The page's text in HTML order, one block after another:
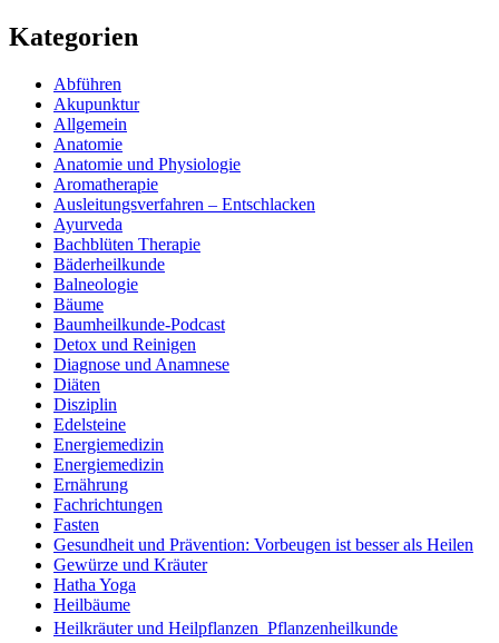
Kategorien
Abführen
Akupunktur
Allgemein
Anatomie
Anatomie und Physiologie
Aromatherapie
Ausleitungsverfahren – Entschlacken
Ayurveda
Bachblüten Therapie
Bäderheilkunde
Balneologie
Bäume
Baumheilkunde-Podcast
Detox und Reinigen
Diagnose und Anamnese
Diäten
Disziplin
Edelsteine
Energiemedizin
Energiemedizin
Ernährung
Fachrichtungen
Fasten
Gesundheit und Prävention: Vorbeugen ist besser als Heilen
Gewürze und Kräuter
Hatha Yoga
Heilbäume
Heilkräuter und Heilpflanzen  Pflanzenheilkunde